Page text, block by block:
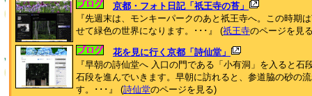
京都・フォト日記「祇王寺の苔」
『先週末は、モンキーパークのあと祇王寺へ。この時期
せて緑色の世界になります。･･･』 (祇王寺のページを見
花を見に行く京都「詩仙堂」
『早朝の詩仙堂へ 入口の門である「小有洞」を入ると
石段を進んでいきます。早朝に訪れると、参道脇の砂の
す。･･･』 (詩仙堂のページを見る)